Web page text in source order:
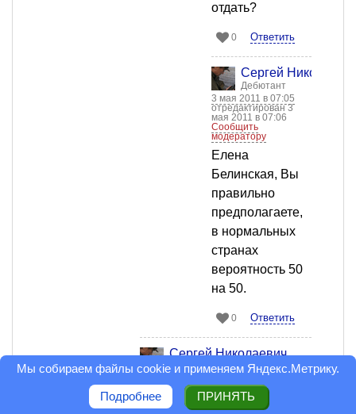
отдать?
0 Ответить
Сергей
Дебютант
3 мая 2011 в 07:05
отредактирован 3
мая 2011 в 07:06
Сообщить
модератору
Елена
Белинская, Вы
правильно
предполагаете,
в нормальных
странах
вероятность 50
на 50.
0 Ответить
Сергей Николаевич
Дебютант
отредактирован 29 апреля 2011 в
07:15
Сообщить модератору
Мы собираем файлы cookie и применяем Яндекс.Метрику.
Подробнее ПРИНЯТЬ